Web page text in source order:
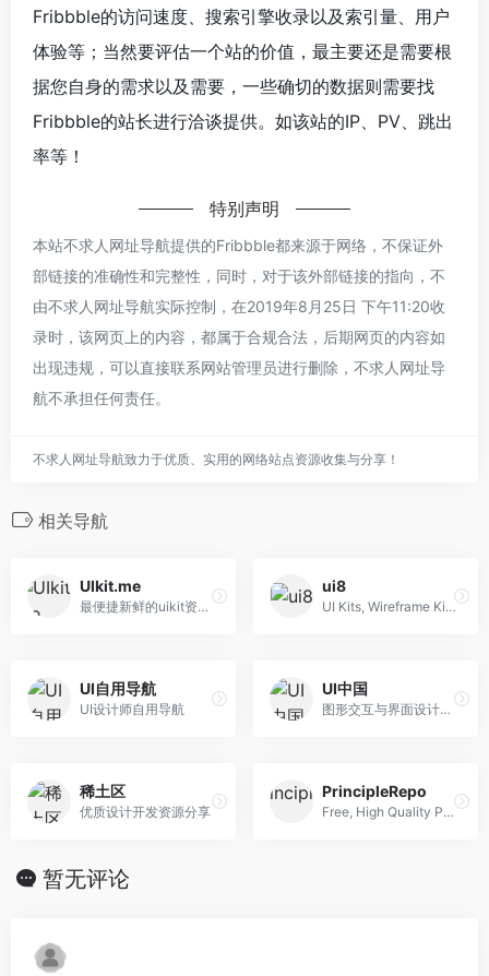
Fribbble的访问速度、搜索引擎收录以及索引量、用户
体验等；当然要评估一个站的价值，最主要还是需要根
据您自身的需求以及需要，一些确切的数据则需要找
Fribbble的站长进行洽谈提供。如该站的IP、PV、跳出
率等！
特别声明
本站不求人网址导航提供的Fribbble都来源于网络，不保证外
部链接的准确性和完整性，同时，对于该外部链接的指向，不
由不求人网址导航实际控制，在2019年8月25日 下午11:20收
录时，该网页上的内容，都属于合规合法，后期网页的内容如
出现违规，可以直接联系网站管理员进行删除，不求人网址导
航不承担任何责任。
不求人网址导航致力于优质、实用的网络站点资源收集与分享！
相关导航
UIkit.me
最便捷新鲜的uikit资源下载网站
ui8
UI Kits, Wireframe Kits, Templates, Icons and More
UI自用导航
UI设计师自用导航
UI中国
图形交互与界面设计交流、作品展示、学习平台。
稀土区
优质设计开发资源分享
PrincipleRepo
Free, High Quality Principle Resources
暂无评论